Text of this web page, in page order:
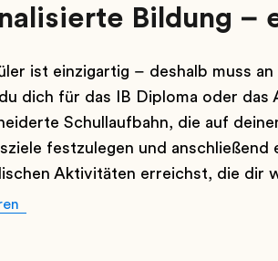
Bildung –
ist einzigartig – deshalb muss
dich für das IB Diploma oder
Schullaufbahn, die auf
festzulegen und
Aktivitäten erreichst, die dir